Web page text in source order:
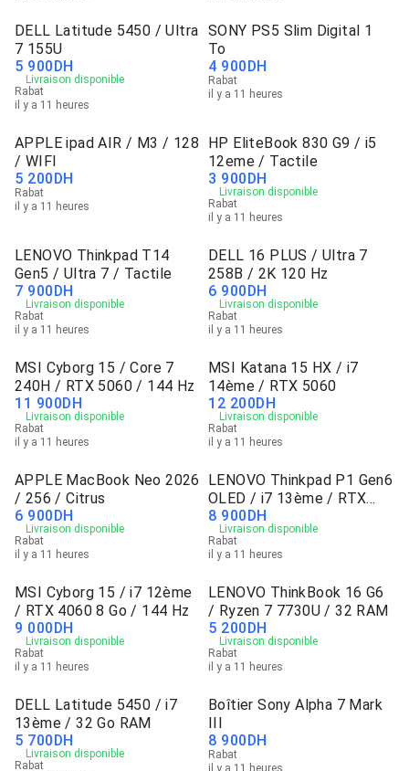
DELL Latitude 5450 / Ultra
7 155U
5 900DH
Livraison disponible
Rabat
il y a 11 heures
SONY PS5 Slim Digital 1
To
4 900DH
Rabat
il y a 11 heures
APPLE ipad AIR / M3 / 128
/ WIFI
5 200DH
Rabat
il y a 11 heures
HP EliteBook 830 G9 / i5
12eme / Tactile
3 900DH
Livraison disponible
Rabat
il y a 11 heures
LENOVO Thinkpad T14
Gen5 / Ultra 7 / Tactile
7 900DH
Livraison disponible
Rabat
il y a 11 heures
DELL 16 PLUS / Ultra 7
258B / 2K 120 Hz
6 900DH
Livraison disponible
Rabat
il y a 11 heures
MSI Cyborg 15 / Core 7
240H / RTX 5060 / 144 Hz
11 900DH
Livraison disponible
Rabat
il y a 11 heures
MSI Katana 15 HX / i7
14ème / RTX 5060
12 200DH
Livraison disponible
Rabat
il y a 11 heures
APPLE MacBook Neo 2026
/ 256 / Citrus
6 900DH
Livraison disponible
Rabat
il y a 11 heures
LENOVO Thinkpad P1 Gen6
OLED / i7 13ème / RTX
2000
8 900DH
Livraison disponible
Rabat
il y a 11 heures
MSI Cyborg 15 / i7 12ème
/ RTX 4060 8 Go / 144 Hz
9 000DH
Livraison disponible
Rabat
il y a 11 heures
LENOVO ThinkBook 16 G6
/ Ryzen 7 7730U / 32 RAM
5 200DH
Livraison disponible
Rabat
il y a 11 heures
DELL Latitude 5450 / i7
13ème / 32 Go RAM
5 700DH
Livraison disponible
Rabat
Boîtier Sony Alpha 7 Mark
III
8 900DH
Rabat
il y a 11 heures